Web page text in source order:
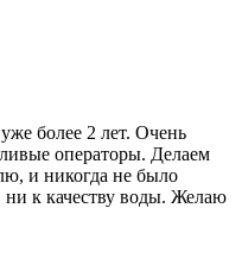
более 2 лет. Очень
операторы. Делаем
и никогда не было
ни к качеству воды. Желаю